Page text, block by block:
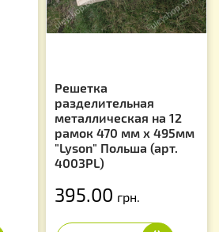
Решетка
разделительная
металлическая на 12
рамок 470 мм х 495мм
"Lyson" Польша (арт.
4003PL)
395.00 грн.